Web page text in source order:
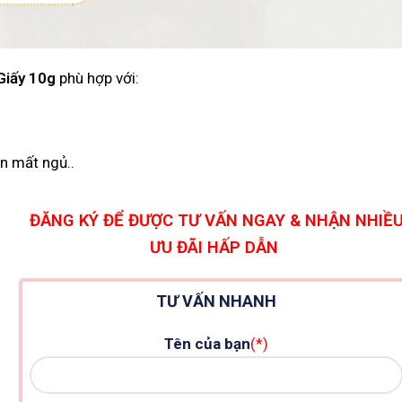
10g phù hợp với:
mất ngủ..
ĐĂNG KÝ ĐỂ ĐƯỢC TƯ VẤN NGAY & NHẬN
ƯU ĐÃI HẤP DẪN
TƯ VẤN NHANH
Tên của bạn(*)